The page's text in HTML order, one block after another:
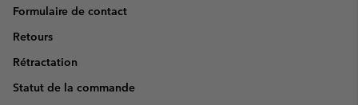
Formulaire de contact
Retours
Rétractation
Statut de la commande